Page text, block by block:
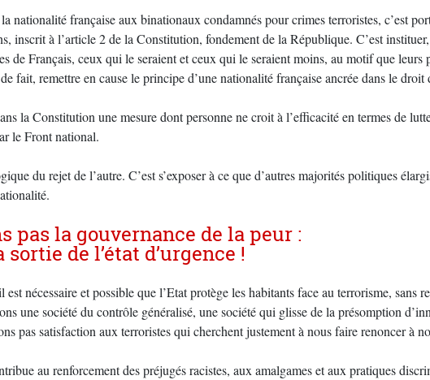
nationalité française aux binationaux condamnés pour crimes terroristes, c’est
inscrit à l’article 2 de la Constitution, fondement de la République. C’est
de Français, ceux qui le seraient et ceux qui le seraient moins, au motif que leurs
de fait, remettre en cause le principe d’une nationalité française ancrée dans le droit
la Constitution une mesure dont personne ne croit à l’efficacité en termes de
le Front national.
du rejet de l’autre. C’est s’exposer à ce que d’autres majorités politiques
pas la gouvernance de la peur :
de l’état d’urgence !
nécessaire et possible que l’Etat protège les habitants face au terrorisme, sans
une société du contrôle généralisé, une société qui glisse de la présomption
pas satisfaction aux terroristes qui cherchent justement à nous faire renoncer à
au renforcement des préjugés racistes, aux amalgames et aux pratiques